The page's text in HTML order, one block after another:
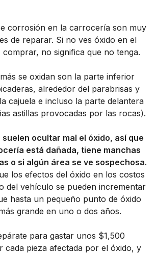
corrosión en la carrocería son muy
de reparar. Si no ves óxido en el
comprar, no significa que no tenga.
se oxidan son la parte inferior
alrededor del parabrisas y
cajuela e incluso la parte delantera
astillas provocadas por las rocas).
ocultar mal el óxido, así que
está dañada, tiene manchas
o si algún área se ve sospechosa.
los efectos del óxido en los costos
del vehículo se pueden incrementar
hasta un pequeño punto de óxido
grande en uno o dos años.
para gastar unos $1,500
cada pieza afectada por el óxido, y